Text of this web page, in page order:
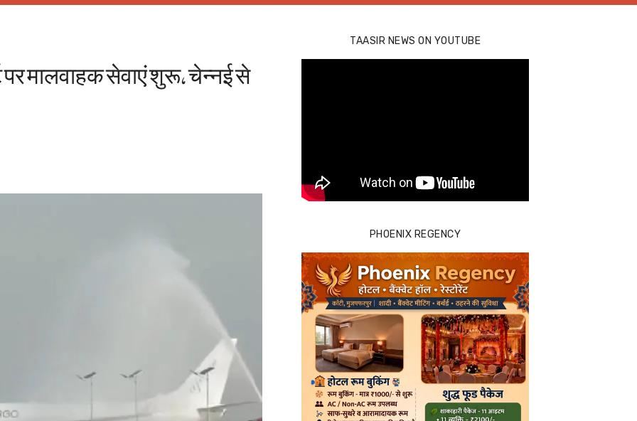
पर मालवाहक सेवाएं शुरू, चेन्नई से
TAASIR NEWS ON YOUTUBE
PHOENIX REGENCY